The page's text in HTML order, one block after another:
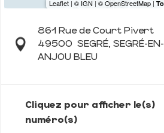
861 Rue de Court Pivert
49500 SEGRÉ, SEGRÉ-EN-
ANJOU BLEU
Cliquez pour afficher le(s)
numéro(s)